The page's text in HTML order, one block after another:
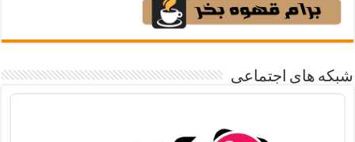
شبکه های اجتماعی